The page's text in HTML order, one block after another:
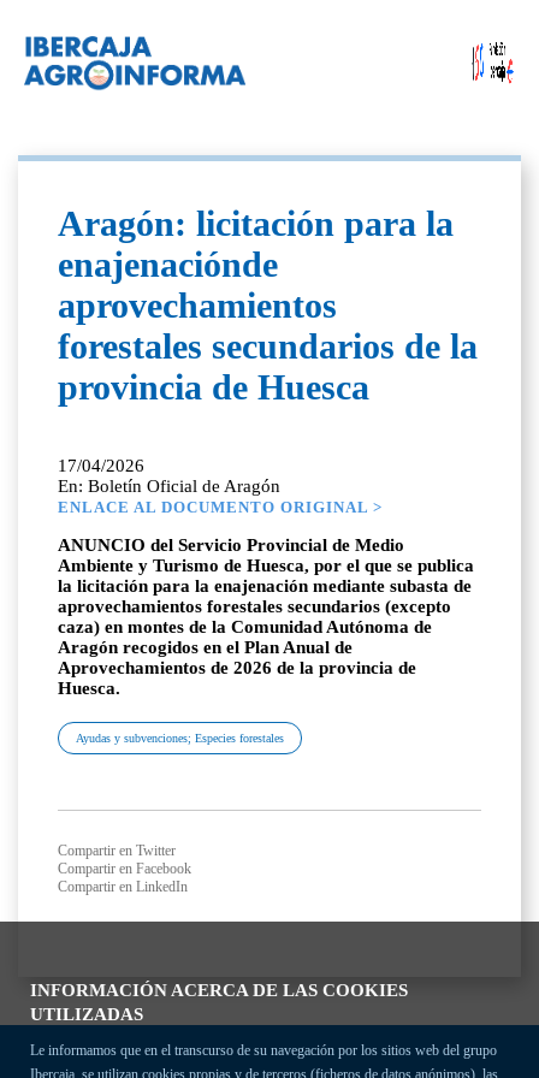
INFORMACIÓN ACERCA DE LAS COOKIES
UTILIZADAS
Le informamos que en el transcurso de su navegación por los sitios web del grupo
Ibercaja, se utilizan cookies propias y de terceros (ficheros de datos anónimos), las
Aragón: licitación para la
enajenaciónde
aprovechamientos
forestales secundarios de la
provincia de Huesca
17/04/2026
En: Boletín Oficial de Aragón
ENLACE AL DOCUMENTO ORIGINAL >
ANUNCIO del Servicio Provincial de Medio
Ambiente y Turismo de Huesca, por el que se publica
la licitación para la enajenación mediante subasta de
aprovechamientos forestales secundarios (excepto
caza) en montes de la Comunidad Autónoma de
Aragón recogidos en el Plan Anual de
Aprovechamientos de 2026 de la provincia de
Huesca.
Ayudas y subvenciones; Especies forestales
Compartir en Twitter
Compartir en Facebook
Compartir en LinkedIn